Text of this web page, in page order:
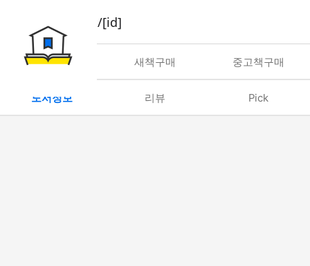
book/rent/[id]
대여 새책구매 중고책구매
도서정보 리뷰 Pick